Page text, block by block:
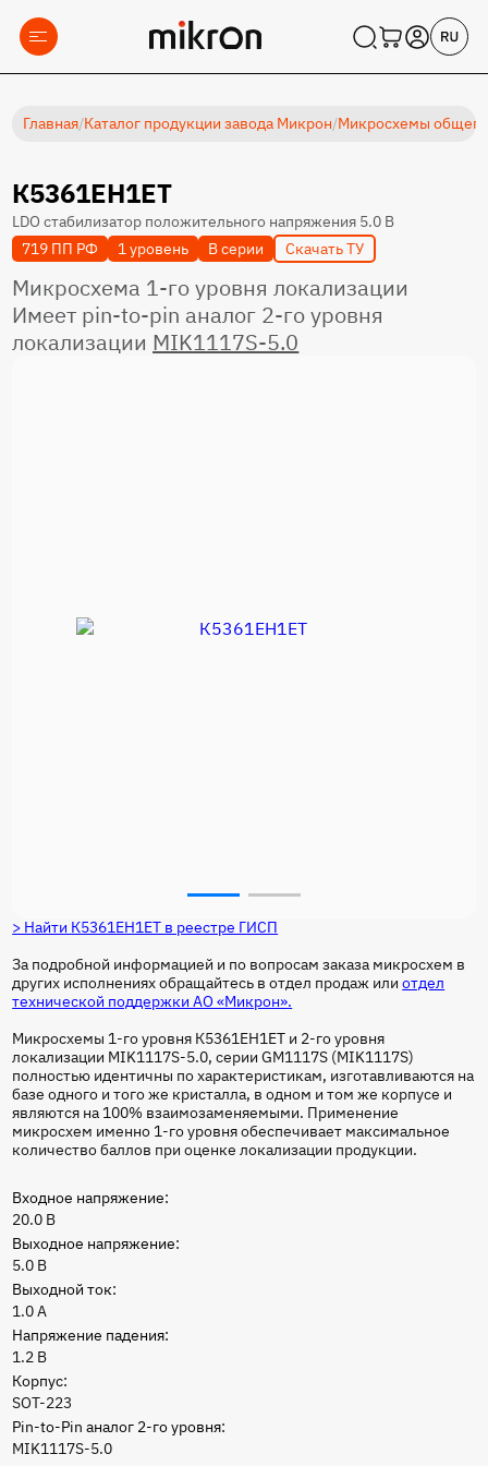
Главная/Каталог продукции завода Микрон/Микросхемы
К5361ЕН1ЕТ
LDO стабилизатор положительного напряжения 5.0 В
719 ПП РФ
1 уровень В серии Скачать ТУ
Микросхема 1-го уровня локализации
Имеет pin-to-pin аналог 2-го уровня
локализации MIK1117S-5.0
> Найти К5361ЕН1ЕТ в реестре ГИСП
За подробной информацией и по вопросам заказа микросхем в
других исполнениях обращайтесь в отдел продаж илиотдел
технической поддержки АО «Микрон».
Микросхемы 1-го уровня К5361ЕН1ЕТ и 2-го уровня
локализации MIK1117S-5.0, серии GM1117S (MIK1117S)
полностью идентичны по характеристикам, изготавливаются на
базе одного и того же кристалла, в одном и том же корпусе и
являются на 100% взаимозаменяемыми. Применение
микросхем именно 1-го уровня обеспечивает максимальное
количество баллов при оценке локализации продукции.
Входное напряжение:
20.0 В
Выходное напряжение:
5.0 В
Выходной ток:
1.0 А
Напряжение падения:
1.2 В
Корпус:
SOT-223
Pin-to-Pin аналог 2-го уровня:
MIK1117S-5.0